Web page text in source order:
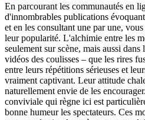
En parcourant les communautés en
d'innombrables publications
et en les consultant une par une,
leur popularité. L'alchimie entre les
seulement sur scène, mais aussi
vidéos des coulisses – que les rires
entre leurs répétitions sérieuses et
vraiment captivant. Leur attitude
naturellement envie de les
conviviale qui règne ici est
bonne humeur les spectateurs. Ces